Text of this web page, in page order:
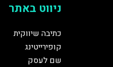
ניווט באתר
כתיבה שיווקית
קופירייטינג
שם לעסק